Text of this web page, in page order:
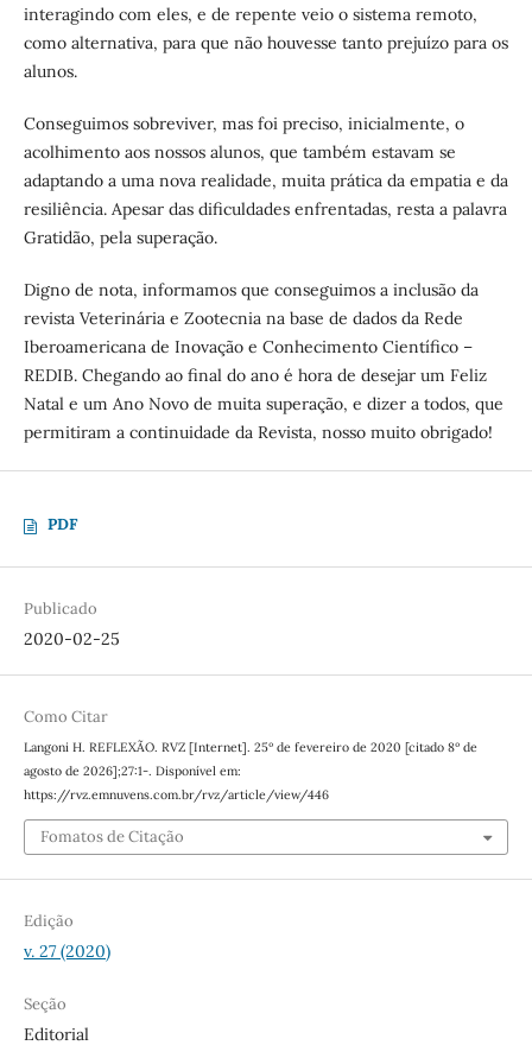
interagindo com eles, e de repente veio o sistema remoto,
como alternativa, para que não houvesse tanto prejuízo para os
alunos.
Conseguimos sobreviver, mas foi preciso, inicialmente, o
acolhimento aos nossos alunos, que também estavam se
adaptando a uma nova realidade, muita prática da empatia e da
resiliência. Apesar das dificuldades enfrentadas, resta a palavra
Gratidão, pela superação.
Digno de nota, informamos que conseguimos a inclusão da
revista Veterinária e Zootecnia na base de dados da Rede
Iberoamericana de Inovação e Conhecimento Científico –
REDIB. Chegando ao final do ano é hora de desejar um Feliz
Natal e um Ano Novo de muita superação, e dizer a todos, que
permitiram a continuidade da Revista, nosso muito obrigado!
PDF
Publicado
2020-02-25
Como Citar
Langoni H. REFLEXÃO. RVZ [Internet]. 25º de fevereiro de 2020 [citado 8º de
agosto de 2026];27:1-. Disponível em:
https://rvz.emnuvens.com.br/rvz/article/view/446
Fomatos de Citação
Edição
v. 27 (2020)
Seção
Editorial